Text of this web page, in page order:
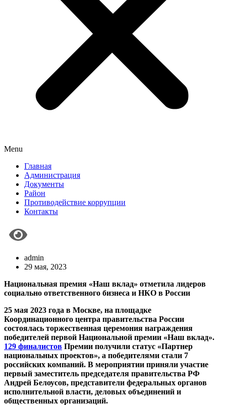
Menu
Главная
Администрация
Документы
Район
Противодействие коррупции
Контакты
admin
29 мая, 2023
Национальная премия «Наш вклад» отметила лидеров
социально ответственного бизнеса и НКО в России
25 мая 2023 года в Москве, на площадке
Координационного центра правительства России
состоялась торжественная церемония награждения
победителей первой Национальной премии «Наш вклад».
129 финалистов Премии получили статус «Партнер
национальных проектов», а победителями стали 7
российских компаний. В мероприятии приняли участие
первый заместитель председателя правительства РФ
Андрей Белоусов, представители федеральных органов
исполнительной власти, деловых объединений и
общественных организаций.